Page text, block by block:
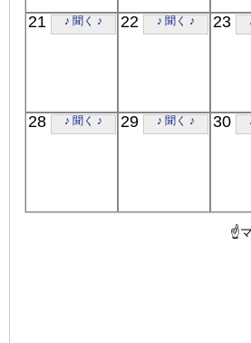
21 ♪ 聞く ♪ 22 ♪ 聞く ♪ 23
28 ♪ 聞く ♪ 29 ♪ 聞く ♪ 30
☝